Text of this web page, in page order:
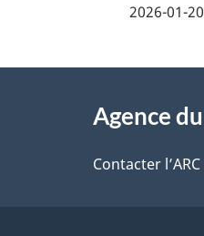
l
s
d
v
o
2026-01-20
proposAgence
Contacter l’ARC